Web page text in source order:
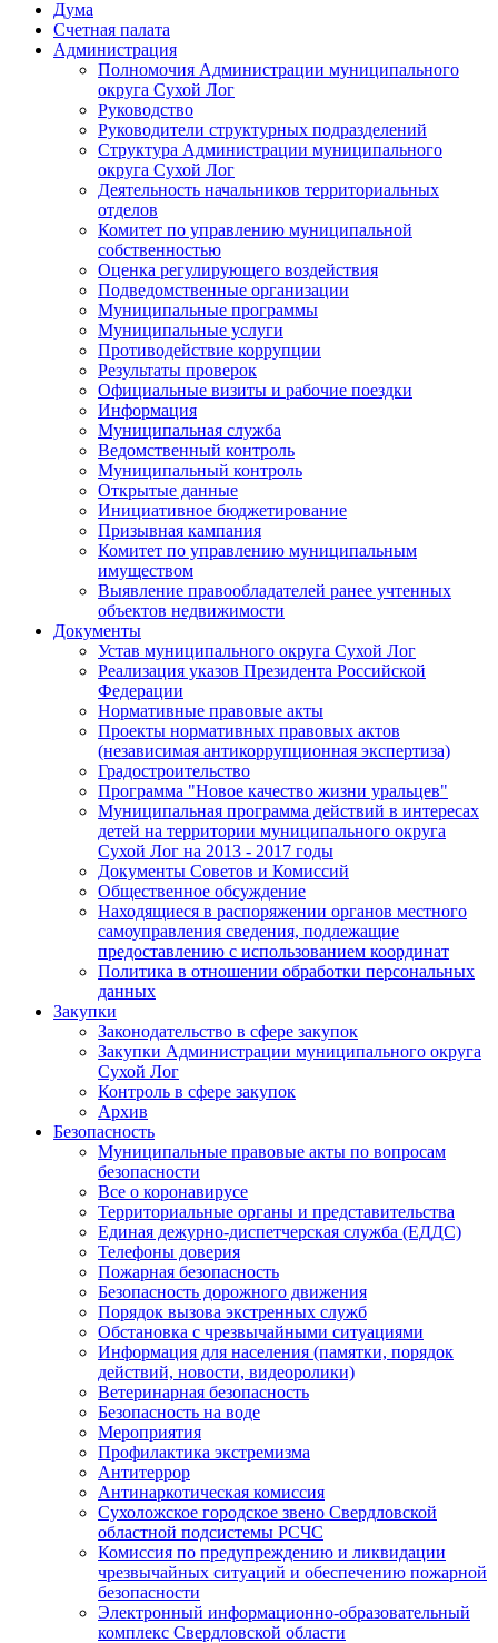
Дума
Счетная палата
Администрация
Полномочия Администрации муниципального
округа Сухой Лог
Руководство
Руководители структурных подразделений
Структура Администрации муниципального
округа Сухой Лог
Деятельность начальников территориальных
отделов
Комитет по управлению муниципальной
собственностью
Оценка регулирующего воздействия
Подведомственные организации
Муниципальные программы
Муниципальные услуги
Противодействие коррупции
Результаты проверок
Официальные визиты и рабочие поездки
Информация
Муниципальная служба
Ведомственный контроль
Муниципальный контроль
Открытые данные
Инициативное бюджетирование
Призывная кампания
Комитет по управлению муниципальным
имуществом
Выявление правообладателей ранее учтенных
объектов недвижимости
Документы
Устав муниципального округа Сухой Лог
Реализация указов Президента Российской
Федерации
Нормативные правовые акты
Проекты нормативных правовых актов
(независимая антикоррупционная экспертиза)
Градостроительство
Программа "Новое качество жизни уральцев"
Муниципальная программа действий в интересах
детей на территории муниципального округа
Сухой Лог на 2013 - 2017 годы
Документы Советов и Комиссий
Общественное обсуждение
Находящиеся в распоряжении органов местного
самоуправления сведения, подлежащие
предоставлению с использованием координат
Политика в отношении обработки персональных
данных
Закупки
Законодательство в сфере закупок
Закупки Администрации муниципального округа
Сухой Лог
Контроль в сфере закупок
Архив
Безопасность
Муниципальные правовые акты по вопросам
безопасности
Все о коронавирусе
Территориальные органы и представительства
Единая дежурно-диспетчерская служба (ЕДДС)
Телефоны доверия
Пожарная безопасность
Безопасность дорожного движения
Порядок вызова экстренных служб
Обстановка с чрезвычайными ситуациями
Информация для населения (памятки, порядок
действий, новости, видеоролики)
Ветеринарная безопасность
Безопасность на воде
Мероприятия
Профилактика экстремизма
Антитеррор
Антинаркотическая комиссия
Сухоложское городское звено Свердловской
областной подсистемы РСЧС
Комиссия по предупреждению и ликвидации
чрезвычайных ситуаций и обеспечению пожарной
безопасности
Электронный информационно-образовательный
комплекс Cвердловской области